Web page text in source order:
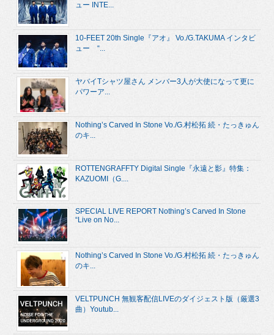
ュー INTE...
10-FEET 20th Single『アオ』 Vo./G.TAKUMA インタビ
ュー “...
ヤバイTシャツ屋さん メンバー3人が大使になって更に
パワーア...
Nothing’s Carved In Stone Vo./G.村松拓 続・たっきゅん
のキ...
ROTTENGRAFFTY Digital Single『永遠と影』特集：
KAZUOMI（G....
SPECIAL LIVE REPORT Nothing’s Carved In Stone
“Live on No...
Nothing’s Carved In Stone Vo./G.村松拓 続・たっきゅん
のキ...
VELTPUNCH 無観客配信LIVEのダイジェスト版（厳選3
曲）Youtub...